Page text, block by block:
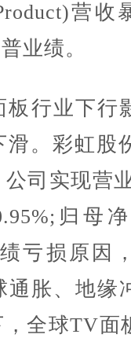
营收
业绩。
行业下行
。彩虹股
司实现营
归母
亏损原因
通胀、地缘
全球TV面